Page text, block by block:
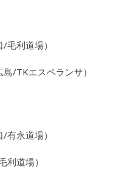
道場）
エスペランサ）
道場）
場）